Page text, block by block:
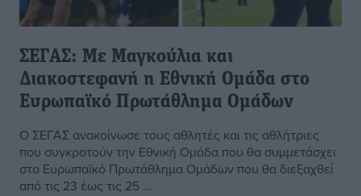
ΣΕΓΑΣ: Με Μαγκούλια και
Διακοστεφανή η Εθνική Ομάδα στο
Ευρωπαϊκό Πρωτάθλημα Ομάδων
Ο ΣΕΓΑΣ ανακοίνωσε τους αθλητές και τις αθλήτριες
που συγκροτούν την Εθνική Ομάδα που θα συμμετάσχει
στο Ευρωπαϊκό Πρωτάθλημα Ομάδων που θα διεξαχθεί
από τις 23 έως τις 25 ...